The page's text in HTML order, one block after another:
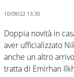
10/08/22 13:30
Doppia novità in
aver ufficializzato
anche un altro
tratta di Emirhan